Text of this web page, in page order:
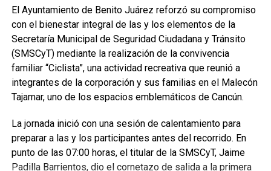
El Ayuntamiento de Benito Juárez reforzó su compromiso
con el bienestar integral de las y los elementos de la
Secretaría Municipal de Seguridad Ciudadana y Tránsito
(SMSCyT) mediante la realización de la convivencia
familiar “Ciclista”, una actividad recreativa que reunió a
integrantes de la corporación y sus familias en el Malecón
Tajamar, uno de los espacios emblemáticos de Cancún.
La jornada inició con una sesión de calentamiento para
preparar a las y los participantes antes del recorrido. En
punto de las 07:00 horas, el titular de la SMSCyT, Jaime
Padilla Barrientos, dio el cornetazo de salida a la primera